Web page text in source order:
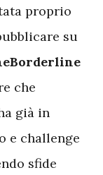
proprio
su
che
già in
e challenge
sfide